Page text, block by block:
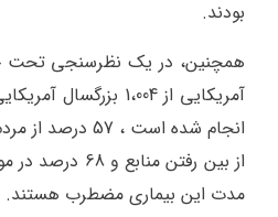
بودند.
همچنین، در یک نظرسنجی تحت
آمریکایی از 1،004
انجام شده است ،
از بین رفتن
مدت این بیماری مضطرب هستند.